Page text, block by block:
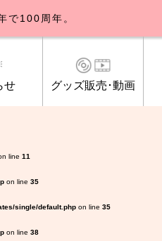
line 11
on line 35
single/default.php on line 35
on line 38
で100周年。
公演
せ グッズ販売･動画
いて